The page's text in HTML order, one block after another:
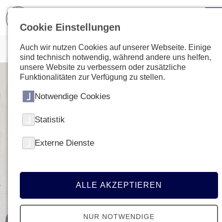
Cookie Einstellungen
Auch wir nutzen Cookies auf unserer Webseite. Einige
sind technisch notwendig, während andere uns helfen,
unsere Website zu verbessern oder zusätzliche
Funktionalitäten zur Verfügung zu stellen.
Notwendige Cookies
Statistik
Externe Dienste
ALLE AKZEPTIEREN
NUR NOTWENDIGE